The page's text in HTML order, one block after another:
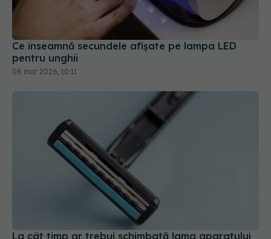
pentru unghii
La cât timp ar trebui schimbată lama aparatului
de ras. Semnele care arată că nu mai este bună